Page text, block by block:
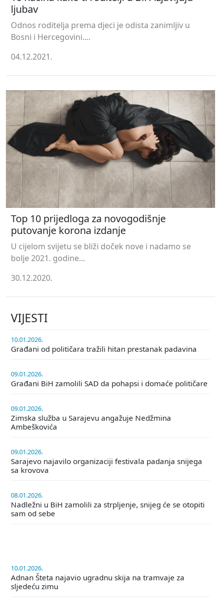
ljubav
Odnos roditelja prema djeci je odista zanimljiv u
Bosni i Hercegovini....
04.12.2021.
Top 10 prijedloga za novogodišnje
putovanje korona izdanje
U cijelom svijetu se bliži doček nove i nadamo se
bolje 2021. godine...
30.12.2020.
VIJESTI
10.01.2026.
Građani od političara tražili hitan prestanak padavina
09.01.2026.
Građani BiH zamolili SAD da pohapsi i domaće političare
09.01.2026.
Zimska služba u Sarajevu angažuje Nedžmina
Ambeškovića
09.01.2026.
Sarajevo najavilo organizaciji festivala padanja snijega
sa krovova
08.01.2026.
Nadležni u BiH zamolili za strpljenje, snijeg će se otopiti
sam od sebe
10.01.2026.
Adnan Šteta najavio ugradnu skija na tramvaje za
sljedeću zimu